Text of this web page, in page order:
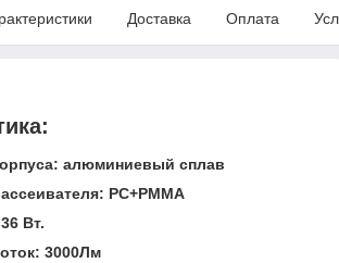
Доставка Оплата
алюминиевый сплав
PC+PMMA
Вт.
3000Лм